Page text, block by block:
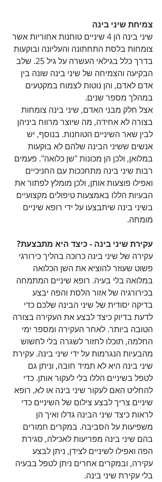
צמיחת שיני בינה
שיני בינה הן 4 שיניים טוחנות אחוריות אשר
צומחות בלסת התחתונה והעליונה ובוקעות
בדרך כלל בגילאי העשרה על גיל 25. שלב
הבקיעה והצמיחה של שיני בינה שונה בין
אדם לאדם, והן נוטות לצמוח במקטעים
במהלך מספר שנים.
אצל חלק מבני האדם, שיני בינה צומחות
בצורה לא אחידה, מה שיוצר מרווח ביניהן
לבין שאר השיניים הטוחנות. בנוסף, יש
אנשים ששיני הבינה שלהם לא בוקעות
במלואן, ולכן הן מכונות "שן כלואה". פעמים
רבות שיני בינה מתחככות עם החניכיים
ואפילו פוצעות אותן, ולכן מומלץ לפתור את
הבעיות הללו באמצעות טיפולים מקצועיים
בשיני בינה שיתבצעו על ידי רופא שיניים
מומחה.
עקירת שיני בינה - כיצד היא מתבצעת?
עקירה של שיני בינה כרוכה בהליך כירורגי
פשוט שעוזר להוציא את השן הכלואה
במלואה בלי בעיה. רופא שיניים המתמחה
בכירורגיה של אזור הלסת והפה יבצע
בדיקה יסודית של שיני הבינה שלכם כדי
לדעת בדיוק כיצד לבצע את העקירה בצורה
הטובה ביותר. לאחר העקירה ומספר ימי
החלמה, תוכלו לחזור לשגרה בלי לחשוש
מהבעיות הנגרמות על ידי שיני בינה. עקירת
שיני בינה היא לא תמיד חובה, וניתן גם
לטפל בשיניים הללו בלי לעקור אותן. כדי
להחליט האם לעקור שיני בינה או לא, רופא
שיניים צריך לבצע צילום של השיניים כדי
לראות כיצד שיני הבינה גדלו ואיך הן
משפיעות על הסביבה. במקרים חמורים
בהם שיני בינה מפריעות לאכילה, סגירת
הפה ואפילו לשיניים לצידן, ניתן לבצע
עקירה, ובמקרים אחרים ניתן לטפל בבעיה
בלי עקירת שיני בינה.